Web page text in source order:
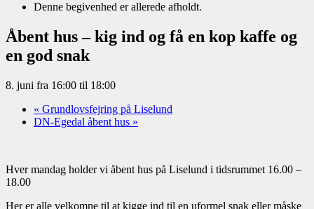
Denne begivenhed er allerede afholdt.
Åbent hus – kig ind og få en kop kaffe og
en god snak
8. juni fra 16:00 til 18:00
« Grundlovsfejring på Liselund
DN-Egedal åbent hus »
Hver mandag holder vi åbent hus på Liselund i tidsrummet 16.00 –
18.00
Her er alle velkomne til at kigge ind til en uformel snak eller måske